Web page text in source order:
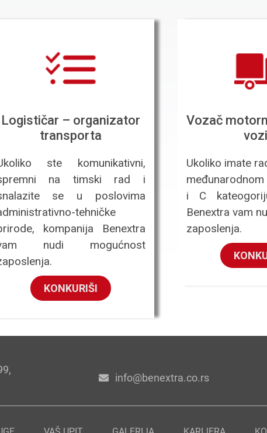
Logističar – organizator
transporta
ste komunikativni,
na timski rad i
se u poslovima
tehničke
kompanija Benextra
nudi mogućnost
KONKURIŠI
Vozač
Ukoliko imate
i C
Benextra vam
zaposlenja.
info@benextra.co.rs